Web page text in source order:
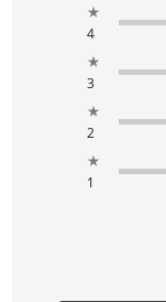
★
4
★
3
★
2
★
1